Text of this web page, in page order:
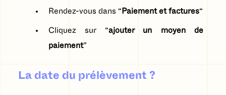
Rendez-vous dans “ Paiement et factures“
Cliquez sur “ajouter un moyen de
paiement”
La date du prélèvement ?